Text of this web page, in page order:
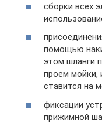
сборки всех
помощью
этом шланги
проем мойки,
ставится на
фиксации
прижимной